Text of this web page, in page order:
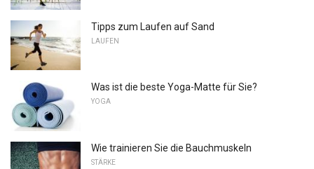
Tipps zum Laufen auf Sand
LAUFEN
Was ist die beste Yoga-Matte für Sie?
YOGA
Wie trainieren Sie die Bauchmuskeln
STÄRKE